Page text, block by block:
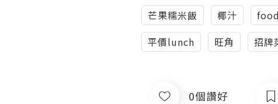
芒果糯米飯 椰汁
平價lunch
旺角 招牌
0個讚好